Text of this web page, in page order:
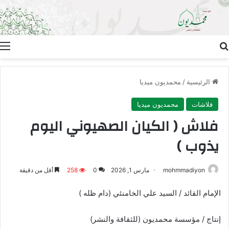
الرئيسية / محمديون ميديا
فلاشات محمديون ميديا
فلاش (‌‌‌‌‌‎ الكيان الصهيوني اليوم
يذوب )
mohmmadiyon مارس 1, 2026 0
258 أقل من دقيقة
الإمام القائد / السيد علي الخامنئي (دام ظله )
إنتاج / مؤسسة محمديون (للثقافة والنشر)